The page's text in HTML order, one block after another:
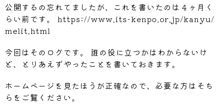
公開するの忘れてましたが、これを書いたのは４ヶ月く
らい前です。 https://www.its-kenpo.or.jp/kanyu/
melit.html
今回はそのログです。 誰の役に立つかはわからないけ
ど、とりあえずやったことを書いておきます。
ホームページを見たほうが正確なので、必要な方はそち
らをご覧ください。